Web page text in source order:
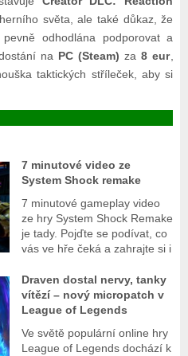
světa, ale také důkaz, že
odhodlána podporovat a
na PC (Steam) za8 eur,
taktických stříleček, aby si
7 minutové video ze
System Shock remake
7 minutové gameplay video
ze hry System Shock Remake
je tady. Pojďte se podívat, co
vás ve hře čeká a zahrajte si i
Draven dostal nervy, tanky
vítězí – nový micropatch v
League of Legends
Ve světě populární online hry
League of Legends dochází k